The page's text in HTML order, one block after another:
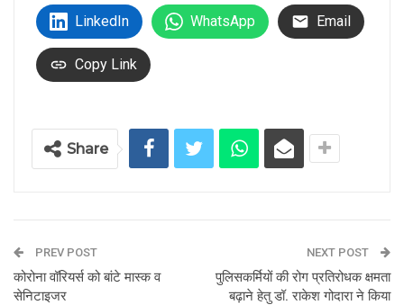
LinkedIn WhatsApp Email
Copy Link
Share
PREV POST
कोरोना वॉरियर्स को बांटे मास्क व
सेनिटाइजर
NEXT POST
पुलिसकर्मियों की रोग प्रतिरोधक क्षमता
बढ़ाने हेतु डॉ. राकेश गोदारा ने किया